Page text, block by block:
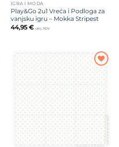
IGRA I MODA
Play&Go 2u1 Vreća i Podloga za
vanjsku igru – Mokka Stripest
44,95 € uklj. PDV
Dodajte
na listu
želja